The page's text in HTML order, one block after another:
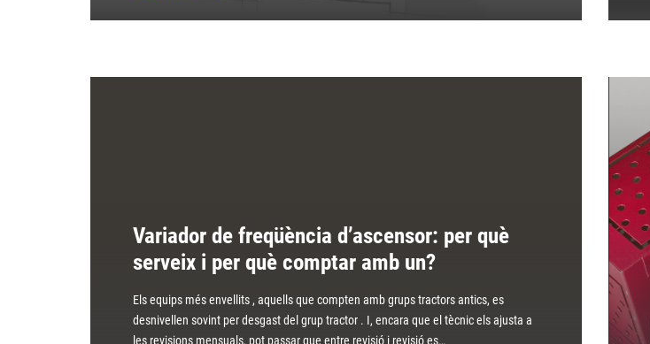
Variador de freqüència d’ascensor: per què
serveix i per què comptar amb un?
Els equips més envellits , aquells que compten amb grups tractors antics, es
desnivellen sovint per desgast del grup tractor . I, encara que el tècnic els ajusta a
les revisions mensuals, pot passar que entre revisió i revisió es…